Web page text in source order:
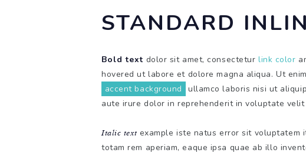
STANDARD
Bold text dolor sit amet, consectetur link color
hovered ut labore et dolore magna aliqua. Ut
accent background
ullamco laboris nisi ut
aute irure dolor in reprehenderit in voluptate velit
Italic textexample iste natus error sit voluptatem
totam rem aperiam, eaque ipsa quae ab illo